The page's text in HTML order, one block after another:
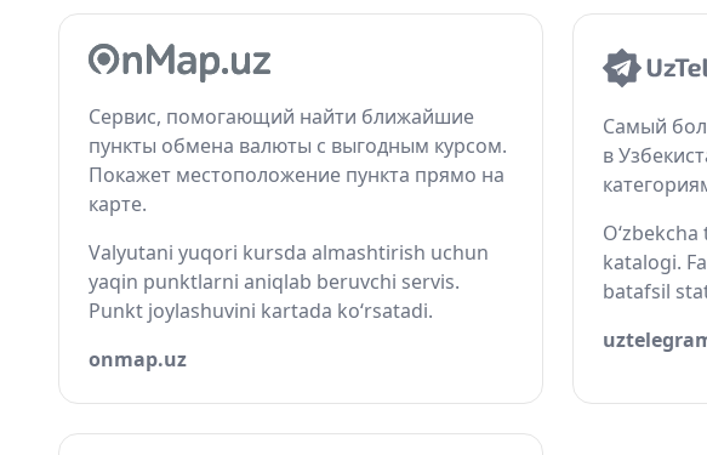
Сервис, помогающий найти ближайшие
пункты обмена валюты с выгодным курсом.
Покажет местоположение пункта прямо на
карте.
Valyutani yuqori kursda almashtirish uchun
yaqin punktlarni aniqlab beruvchi servis.
Punkt joylashuvini kartada ko‘rsatadi.
onmap.uz
Самый
в
katalogi.
batafsil